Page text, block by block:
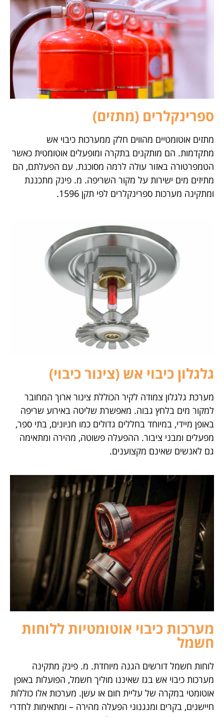
ספרינקלרים (מתזים)
מתזים אוטומטיים מהווים חלק ממערכות כיבוי אש
מתקדמות. הם מותקנים בתקרה ומופעלים אוטומטית כאשר
הטמפרטורה באזור עולה לרמה מסוכנת. עם הפעלתם, הם
מתיזים מים ישירות על מקור השריפה. מ. פינק מתכננת
ומתקינה מערכות ספרינקלרים לפי תקן 1596.
גלגלון כיבוי אש (צינור כיבוי)
מערכת גלגלון צמודה לקיר הכוללת צינור ארוך המחובר
למקור מים בלחץ גבוה. מאפשרת שליטה באירוע שריפה
באופן מיידי, במיוחד בחללים גדולים כמו חניונים, בתי ספר,
מפעלים ומבני ציבור. ההפעלה פשוטה, מהירה ומתאימה
גם לאנשים שאינם מקצוענים.
מערכות כיבוי אוטומטיות ללוחות
חשמל
לוחות חשמל דורשים הגנה מיוחדת. מ. פינק מתקינה
מערכות כיבוי אש בגז שאיננו מוליך חשמל, הפועלות באופן
אוטומטי במקרה של עליית חום או עשן. מערכות אלו כוללות
חיישנים, בקרים ומנגנוני הפעלה מהירה – ומתאימות לחדרי